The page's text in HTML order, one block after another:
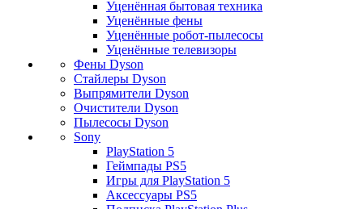
Уценённая бытовая техника
Уценённые фены
Уценённые робот-пылесосы
Уценённые телевизоры
Фены Dyson
Стайлеры Dyson
Выпрямители Dyson
Очистители Dyson
Пылесосы Dyson
Sony
PlayStation 5
Геймпады PS5
Игры для PlayStation 5
Аксессуары PS5